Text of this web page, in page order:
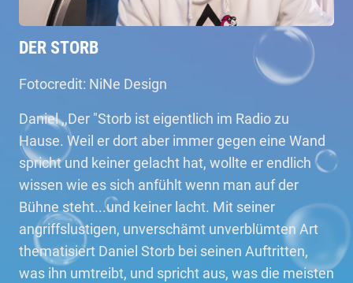
DER STORB
Fotocredit: NiNe Design
Daniel ,,Der "Storb ist eigentlich im Radio zu
Hause. Weil er dort aber immer gegen eine Wand
spricht und keiner gelacht hat, wollte er endlich
wissen wie es sich anfühlt wenn man auf der
Bühne steht...und keiner lacht. Mit seiner
angriffslustigen, unverschämt unverblümten Art
thematisiert Daniel Storb bei seinen Auftritten,
was ihn umtreibt, und spricht aus, was die meisten